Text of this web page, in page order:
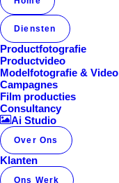
Diensten
Productfotografie
Productvideo
Modelfotografie & Video
Campagnes
Film producties
Consultancy
Ai Studio
Over Ons
Klanten
Ons Werk
Album Gallery 7